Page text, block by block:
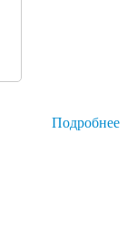
Подробнее